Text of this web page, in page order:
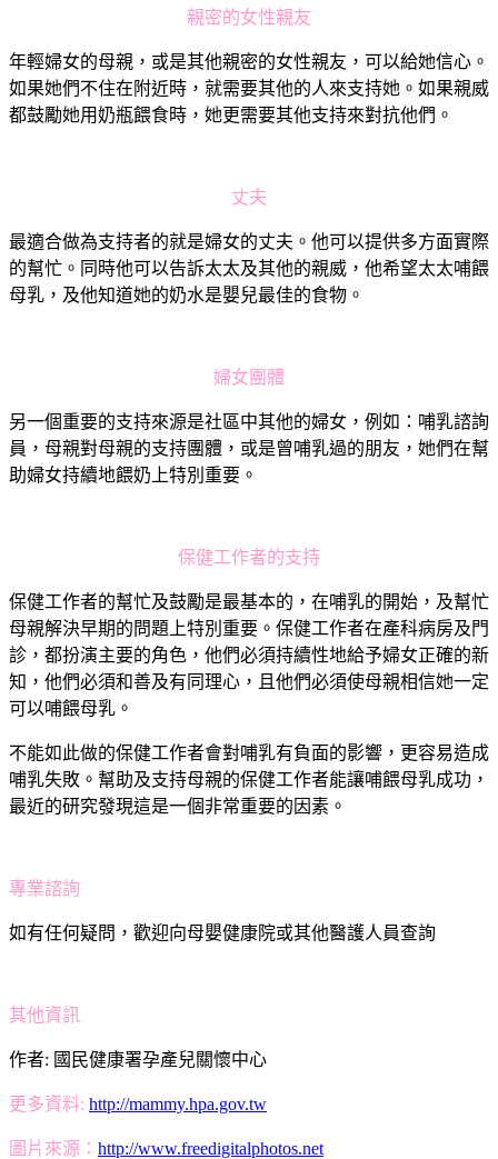
親密的女性親友
年輕婦女的母親，或是其他親密的女性親友，可以給她信心。
如果她們不住在附近時，就需要其他的人來支持她。如果親威
都鼓勵她用奶瓶餵食時，她更需要其他支持來對抗他們。
丈夫
最適合做為支持者的就是婦女的丈夫。他可以提供多方面實際
的幫忙。同時他可以告訴太太及其他的親威，他希望太太哺餵
母乳，及他知道她的奶水是嬰兒最佳的食物。
婦女團體
另一個重要的支持來源是社區中其他的婦女，例如：哺乳諮詢
員，母親對母親的支持團體，或是曾哺乳過的朋友，她們在幫
助婦女持續地餵奶上特別重要。
保健工作者的支持
保健工作者的幫忙及鼓勵是最基本的，在哺乳的開始，及幫忙
母親解決早期的問題上特別重要。保健工作者在產科病房及門
診，都扮演主要的角色，他們必須持續性地給予婦女正確的新
知，他們必須和善及有同理心，且他們必須使母親相信她一定
可以哺餵母乳。
不能如此做的保健工作者會對哺乳有負面的影響，更容易造成
哺乳失敗。幫助及支持母親的保健工作者能讓哺餵母乳成功，
最近的研究發現這是一個非常重要的因素。
專業諮詢
如有任何疑問，歡迎向母嬰健康院或其他醫護人員查詢
其他資訊
作者: 國民健康署孕產兒關懷中心
更多資料: http://mammy.hpa.gov.tw
圖片來源： http://www.freedigitalphotos.net